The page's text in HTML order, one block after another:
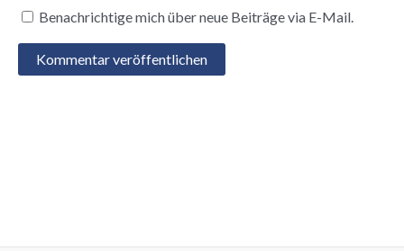
Benachrichtige mich über neue Beiträge via E-Mail.